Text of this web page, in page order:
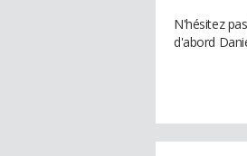
N'hésitez
d'abord